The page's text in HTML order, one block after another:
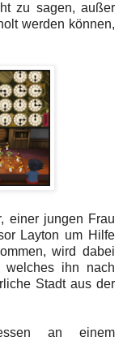
zu sagen, außer
werden können,
einer jungen Frau
Layton um Hilfe
wird dabei
ihn nach
Stadt aus der
an einem